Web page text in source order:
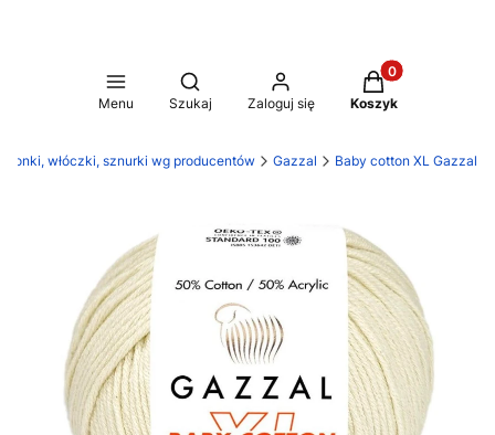
Menu
Otwórz wyszukiwarkę
Szukaj Zaloguj się
Produkty w
Koszyk
włóczki, sznurki wg producentów Gazzal Baby cotton XL Gazzal